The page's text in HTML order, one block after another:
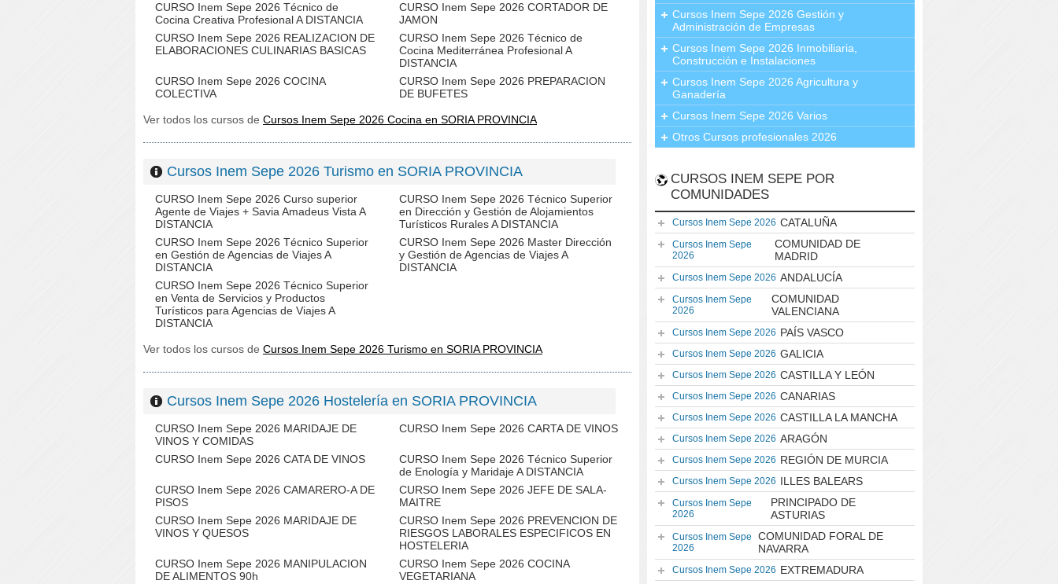
CURSO Inem Sepe 2026 Técnico de
Cocina Creativa Profesional A DISTANCIA
CURSO Inem Sepe 2026 CORTADOR DE
JAMON
CURSO Inem Sepe 2026 REALIZACION DE
ELABORACIONES CULINARIAS BASICAS
CURSO Inem Sepe 2026 Técnico de
Cocina Mediterránea Profesional A
DISTANCIA
CURSO Inem Sepe 2026 COCINA
COLECTIVA
CURSO Inem Sepe 2026 PREPARACION
DE BUFETES
Ver todos los cursos de Cursos Inem Sepe 2026 Cocina en SORIA PROVINCIA
Cursos Inem Sepe 2026 Turismo en SORIA PROVINCIA
CURSO Inem Sepe 2026 Curso superior
Agente de Viajes + Savia Amadeus Vista A
DISTANCIA
CURSO Inem Sepe 2026 Técnico Superior
en Dirección y Gestión de Alojamientos
Turísticos Rurales A DISTANCIA
CURSO Inem Sepe 2026 Técnico Superior
en Gestión de Agencias de Viajes A
DISTANCIA
CURSO Inem Sepe 2026 Master Dirección
y Gestión de Agencias de Viajes A
DISTANCIA
CURSO Inem Sepe 2026 Técnico Superior
en Venta de Servicios y Productos
Turísticos para Agencias de Viajes A
DISTANCIA
Ver todos los cursos de Cursos Inem Sepe 2026 Turismo en SORIA PROVINCIA
Cursos Inem Sepe 2026 Hostelería en SORIA PROVINCIA
CURSO Inem Sepe 2026 MARIDAJE DE
VINOS Y COMIDAS
CURSO Inem Sepe 2026 CARTA DE VINOS
CURSO Inem Sepe 2026 CATA DE VINOS
CURSO Inem Sepe 2026 Técnico Superior
de Enología y Maridaje A DISTANCIA
CURSO Inem Sepe 2026 CAMARERO-A DE
PISOS
CURSO Inem Sepe 2026 JEFE DE SALA-
MAITRE
CURSO Inem Sepe 2026 MARIDAJE DE
VINOS Y QUESOS
CURSO Inem Sepe 2026 PREVENCION DE
RIESGOS LABORALES ESPECIFICOS EN
HOSTELERIA
CURSO Inem Sepe 2026 MANIPULACION
DE ALIMENTOS 90h
CURSO Inem Sepe 2026 COCINA
VEGETARIANA
Cursos Inem Sepe 2026 Gestión y
Administración de Empresas
Cursos Inem Sepe 2026 Inmobiliaria,
Construcción e Instalaciones
Cursos Inem Sepe 2026 Agricultura y
Ganadería
Cursos Inem Sepe 2026 Varios
Otros Cursos profesionales 2026
CURSOS INEM SEPE POR
COMUNIDADES
Cursos Inem Sepe 2026 CATALUÑA
Cursos Inem Sepe
2026
COMUNIDAD DE
MADRID
Cursos Inem Sepe 2026 ANDALUCÍA
Cursos Inem Sepe
2026
COMUNIDAD
VALENCIANA
Cursos Inem Sepe 2026 PAÍS VASCO
Cursos Inem Sepe 2026 GALICIA
Cursos Inem Sepe 2026 CASTILLA Y LEÓN
Cursos Inem Sepe 2026 CANARIAS
Cursos Inem Sepe 2026 CASTILLA LA MANCHA
Cursos Inem Sepe 2026 ARAGÓN
Cursos Inem Sepe 2026 REGIÓN DE MURCIA
Cursos Inem Sepe 2026 ILLES BALEARS
Cursos Inem Sepe
2026
PRINCIPADO DE
ASTURIAS
Cursos Inem Sepe
2026
COMUNIDAD FORAL DE
NAVARRA
Cursos Inem Sepe 2026 EXTREMADURA